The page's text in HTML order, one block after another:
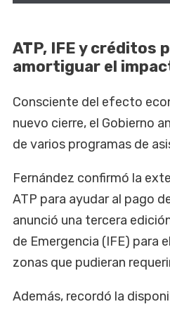
ATP, IFE y créditos
amortiguar el
Consciente del efecto
nuevo cierre, el Gobierno
de varios programas de
Fernández confirmó la
ATP para ayudar al pago
anunció una tercera
de Emergencia (IFE) para
zonas que pudieran
Además, recordó la